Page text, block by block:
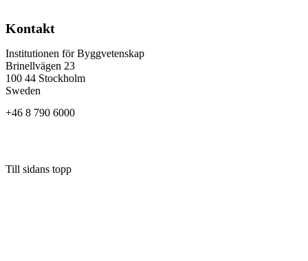
Kontakt
Institutionen för Byggvetenskap
Brinellvägen 23
100 44 Stockholm
Sweden
+46 8 790 6000
Till sidans topp